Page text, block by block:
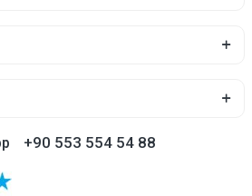
+90 553 554 54 88